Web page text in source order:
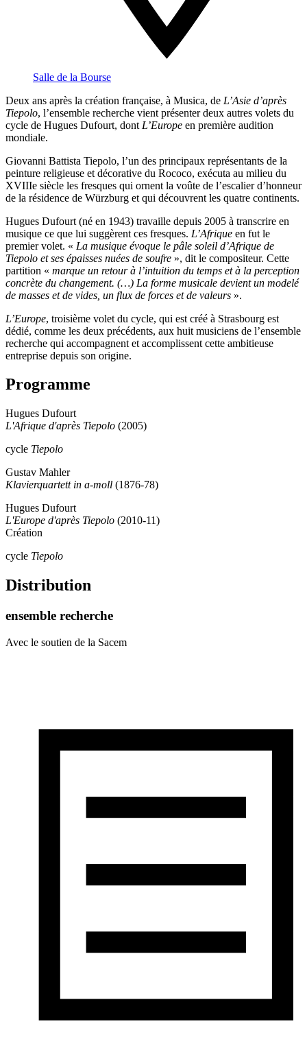
Salle de la Bourse
Deux ans après la création française, à Musica, de L’Asie d’après
Tiepolo, l’ensemble recherche vient présenter deux autres volets du
cycle de Hugues Dufourt, dont L’Europe en première audition
mondiale.
Giovanni Battista Tiepolo, l’un des principaux représentants de la
peinture religieuse et décorative du Rococo, exécuta au milieu du
XVIIIe siècle les fresques qui ornent la voûte de l’escalier d’honneur
de la résidence de Würzburg et qui découvrent les quatre continents.
Hugues Dufourt (né en 1943) travaille depuis 2005 à transcrire en
musique ce que lui suggèrent ces fresques. L’Afrique en fut le
premier volet. « La musique évoque le pâle soleil d’Afrique de
Tiepolo et ses épaisses nuées de soufre », dit le compositeur. Cette
partition « marque un retour à l’intuition du temps et à la perception
concrète du changement. (…) La forme musicale devient un modelé
de masses et de vides, un flux de forces et de valeurs ».
L’Europe, troisième volet du cycle, qui est créé à Strasbourg est
dédié, comme les deux précédents, aux huit musiciens de l’ensemble
recherche qui accompagnent et accomplissent cette ambitieuse
entreprise depuis son origine.
Programme
Hugues Dufourt
L'Afrique d'après Tiepolo (2005)
cycle Tiepolo
Gustav Mahler
Klavierquartett in a-moll (1876-78)
Hugues Dufourt
L'Europe d'après Tiepolo (2010-11)
Création
cycle Tiepolo
Distribution
ensemble recherche
Avec le soutien de la Sacem